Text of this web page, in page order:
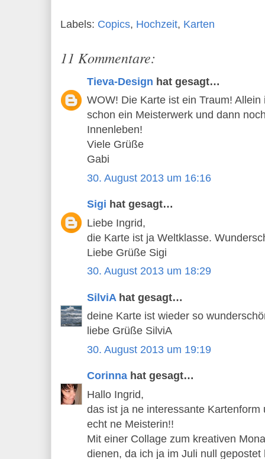
Labels: Copics, Hochzeit, Karten
11 Kommentare:
Tieva-Design hat gesagt…
WOW! Die Karte ist ein Traum!
schon ein Meisterwerk und dann
Innenleben!
Viele Grüße
Gabi
30. August 2013 um 16:16
Sigi hat gesagt…
Liebe Ingrid,
die Karte ist ja Weltklasse.
Liebe Grüße Sigi
30. August 2013 um 18:29
SilviA hat gesagt…
deine Karte ist wieder so
liebe Grüße SilviA
30. August 2013 um 19:19
Corinna hat gesagt…
Hallo Ingrid,
das ist ja ne interessante
echt ne Meisterin!!
Mit einer Collage zum kreativen
dienen, da ich ja im Juli null